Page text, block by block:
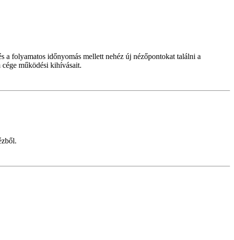
a folyamatos időnyomás mellett nehéz új nézőpontokat találni a
működési kihívásait.